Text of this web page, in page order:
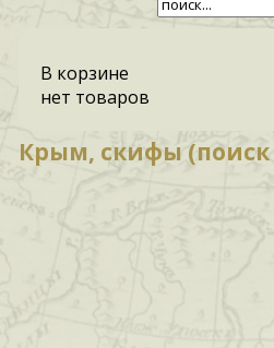
В корзине
нет товаров
Крым, скифы (поиск